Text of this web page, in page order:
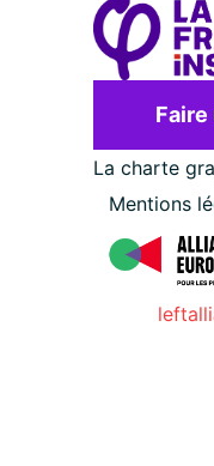
Faire
La charte
Mentions